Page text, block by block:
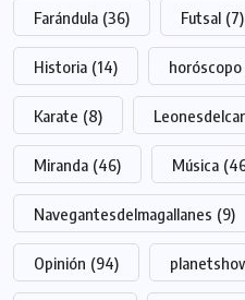
Farándula (36) Futsal (7)
Historia (14) horóscopo
Karate (8)
Miranda (46) Música
Navegantesdelmagallanes (9)
Opinión (94)